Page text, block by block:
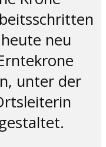
neu
unter der